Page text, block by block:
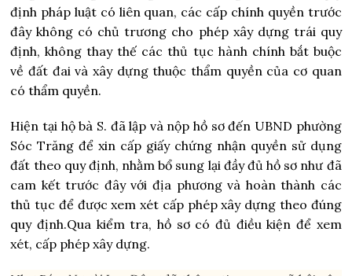
định pháp luật có liên quan, các cấp chính quyền trước
đây không có chủ trương cho phép xây dựng trái quy
định, không thay thế các thủ tục hành chính bắt buộc
về đất đai và xây dựng thuộc thẩm quyền của cơ quan
có thẩm quyền.
Hiện tại hộ bà S. đã lập và nộp hồ sơ đến UBND phường
Sóc Trăng để xin cấp giấy chứng nhận quyền sử dụng
đất theo quy định, nhằm bổ sung lại đầy đủ hồ sơ như đã
cam kết trước đây với địa phương và hoàn thành các
thủ tục để được xem xét cấp phép xây dựng theo đúng
quy định.Qua kiểm tra, hồ sơ có đủ điều kiện để xem
xét, cấp phép xây dựng.